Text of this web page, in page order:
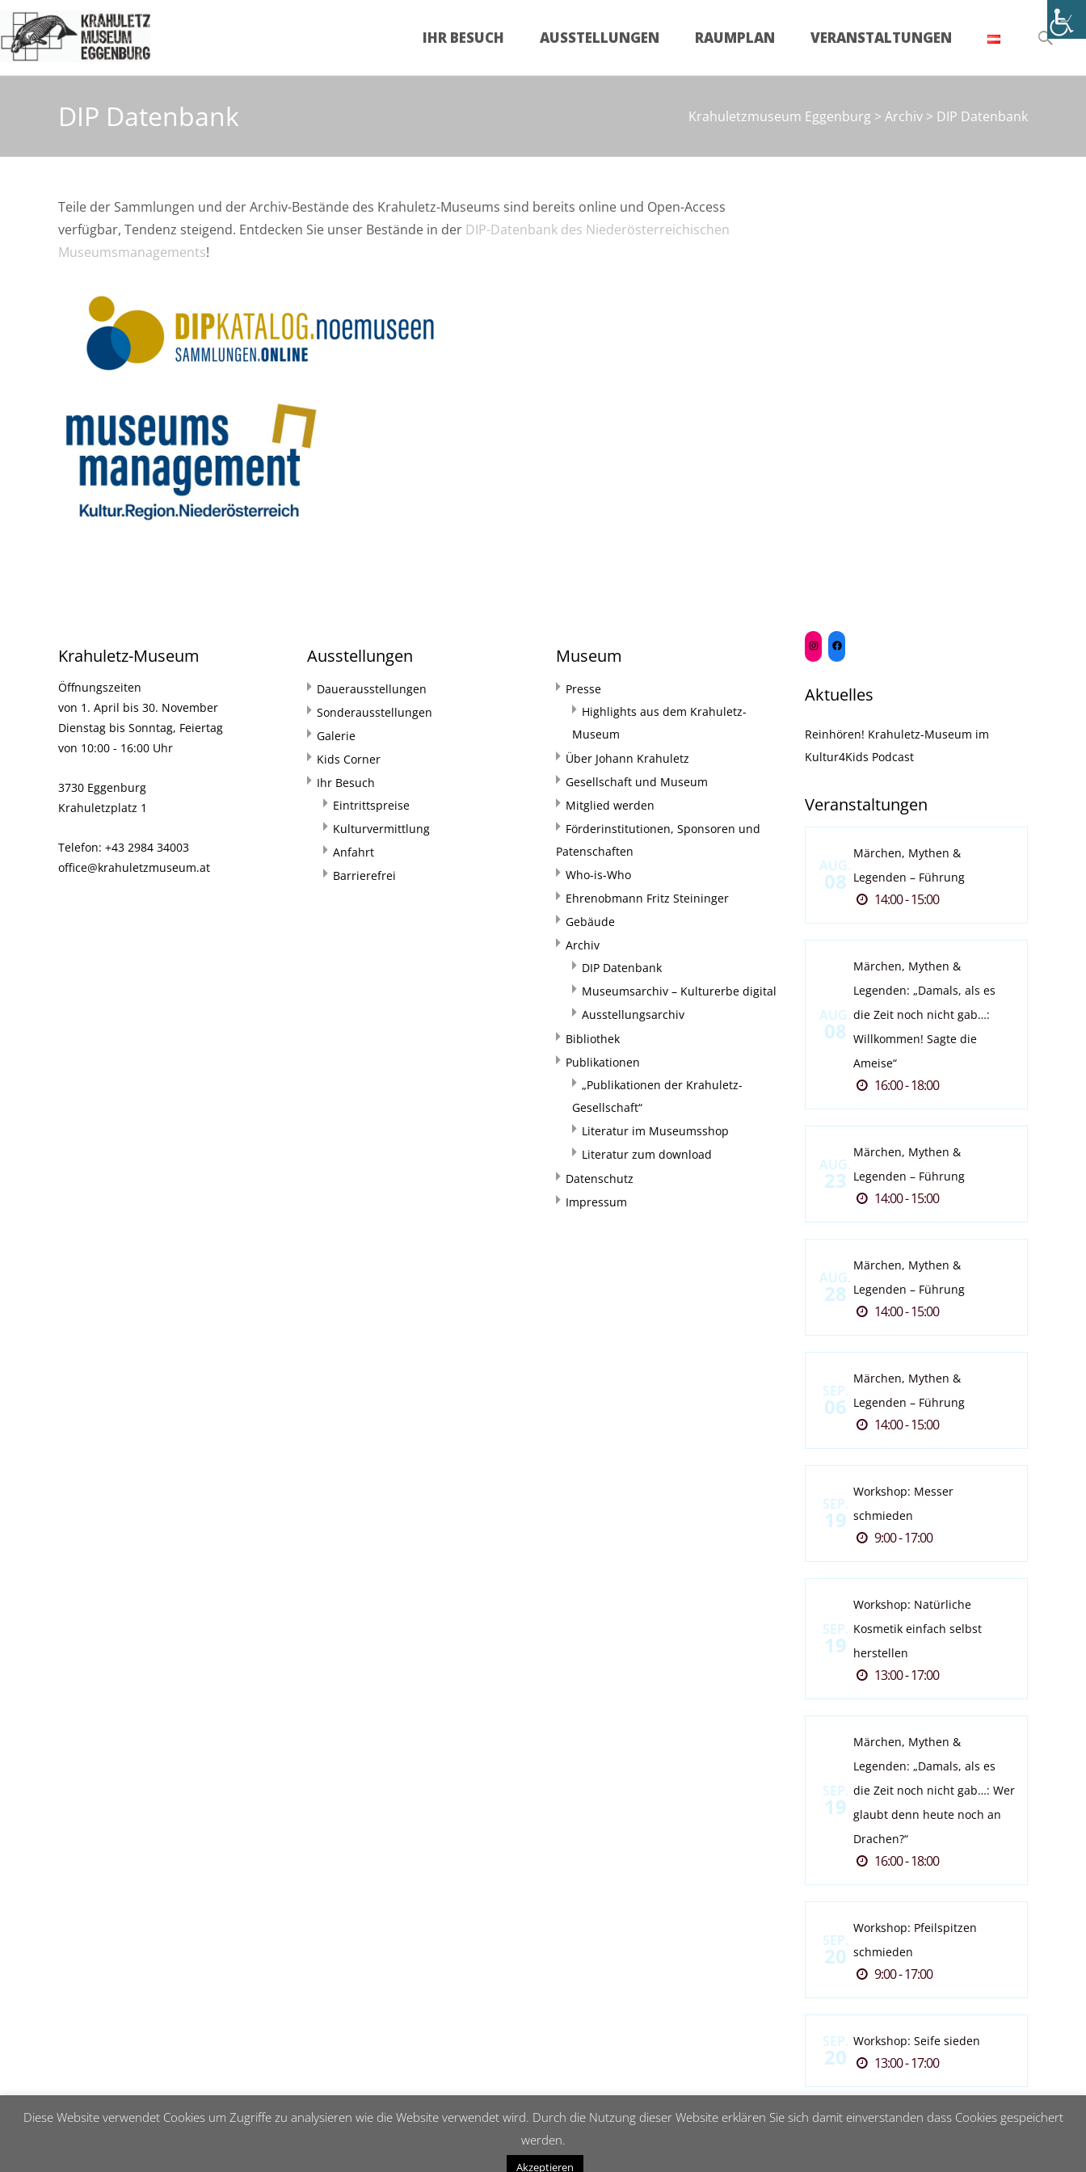
Inhalt
IHR BESUCH AUSSTELLUNGEN RAUMPLAN VERANSTALTUNGEN
Suchen
DIP Datenbank Krahuletzmuseum Eggenburg > Archiv > DIP Datenbank
Teile der Sammlungen und der Archiv-Bestände des Krahuletz-Museums sind bereits online und Open-Access
verfügbar, Tendenz steigend. Entdecken Sie unser Bestände in der DIP-Datenbank des Niederösterreichischen
Museumsmanagements!
Krahuletz-Museum
Öffnungszeiten
von 1. April bis 30. November
Dienstag bis Sonntag, Feiertag
von 10:00 - 16:00 Uhr
3730 Eggenburg
Krahuletzplatz 1
Telefon: +43 2984 34003
office@krahuletzmuseum.at
Ausstellungen
Dauerausstellungen
Sonderausstellungen
Galerie
Kids Corner
Ihr Besuch
Eintrittspreise
Kulturvermittlung
Anfahrt
Barrierefrei
Museum
Presse
Highlights aus dem Krahuletz-
Museum
Über Johann Krahuletz
Gesellschaft und Museum
Mitglied werden
Förderinstitutionen, Sponsoren und
Patenschaften
Who-is-Who
Ehrenobmann Fritz Steininger
Gebäude
Archiv
DIP Datenbank
Museumsarchiv – Kulturerbe digital
Ausstellungsarchiv
Bibliothek
Publikationen
„Publikationen der Krahuletz-
Gesellschaft“
Literatur im Museumsshop
Literatur zum download
Datenschutz
Impressum
Aktuelles
Reinhören! Krahuletz-Museum im
Kultur4Kids Podcast
Veranstaltungen
AUG.
08
Märchen, Mythen &
Legenden – Führung
14:00 - 15:00
AUG.
08
Märchen, Mythen &
Legenden: „Damals, als es
die Zeit noch nicht gab…:
Willkommen! Sagte die
Ameise“
16:00 - 18:00
AUG.
23
Märchen, Mythen &
Legenden – Führung
14:00 - 15:00
AUG.
28
Märchen, Mythen &
Legenden – Führung
14:00 - 15:00
SEP.
06
Märchen, Mythen &
Legenden – Führung
14:00 - 15:00
SEP.
19
Workshop: Messer
schmieden
9:00 - 17:00
SEP.
19
Workshop: Natürliche
Kosmetik einfach selbst
herstellen
13:00 - 17:00
SEP.
19
Märchen, Mythen &
Legenden: „Damals, als es
die Zeit noch nicht gab…: Wer
glaubt denn heute noch an
Drachen?“
16:00 - 18:00
SEP.
20
Workshop: Pfeilspitzen
schmieden
9:00 - 17:00
SEP.
20
Workshop: Seife sieden
13:00 - 17:00
Diese Website verwendet Cookies um Zugriffe zu analysieren wie die Website verwendet wird. Durch die Nutzung dieser Website erklären Sie sich damit einverstanden dass Cookies gespeichert
werden.
Akzeptieren